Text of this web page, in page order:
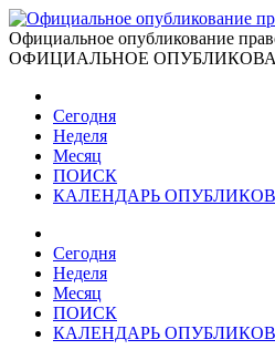
Официальное опубликование
ОФИЦИАЛЬНОЕ
Сегодня
Неделя
Месяц
ПОИСК
КАЛЕНДАРЬ
Сегодня
Неделя
Месяц
ПОИСК
КАЛЕНДАРЬ